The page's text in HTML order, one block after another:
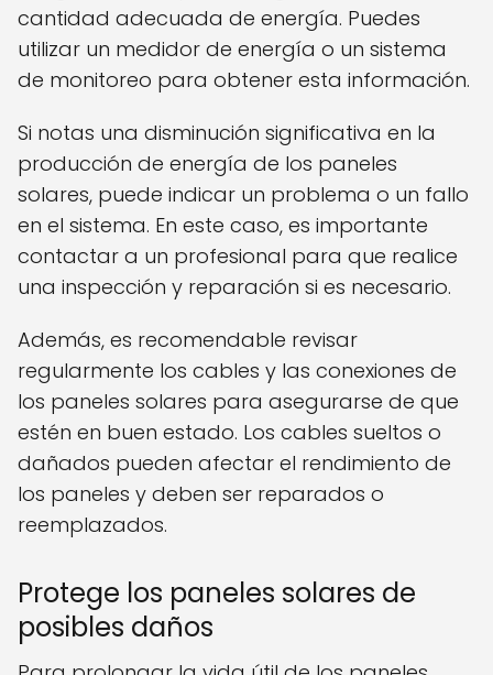
cantidad adecuada de energía. Puedes
utilizar un medidor de energía o un sistema
de monitoreo para obtener esta información.
Si notas una disminución significativa en la
producción de energía de los paneles
solares, puede indicar un problema o un fallo
en el sistema. En este caso, es importante
contactar a un profesional para que realice
una inspección y reparación si es necesario.
Además, es recomendable revisar
regularmente los cables y las conexiones de
los paneles solares para asegurarse de que
estén en buen estado. Los cables sueltos o
dañados pueden afectar el rendimiento de
los paneles y deben ser reparados o
reemplazados.
Protege los paneles solares de
posibles daños